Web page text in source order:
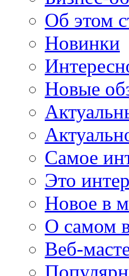
Об этом
Новинки
Новые
Самое
Это
Новое в
О самом
Веб-